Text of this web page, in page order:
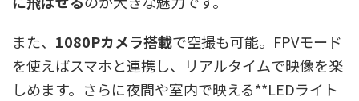
また、 1080Pカメラ搭載で空撮も可能。FPVモード
を使えばスマホと連携し、リアルタイムで映像を楽
しめます。さらに夜間や室内で映える**LEDライト